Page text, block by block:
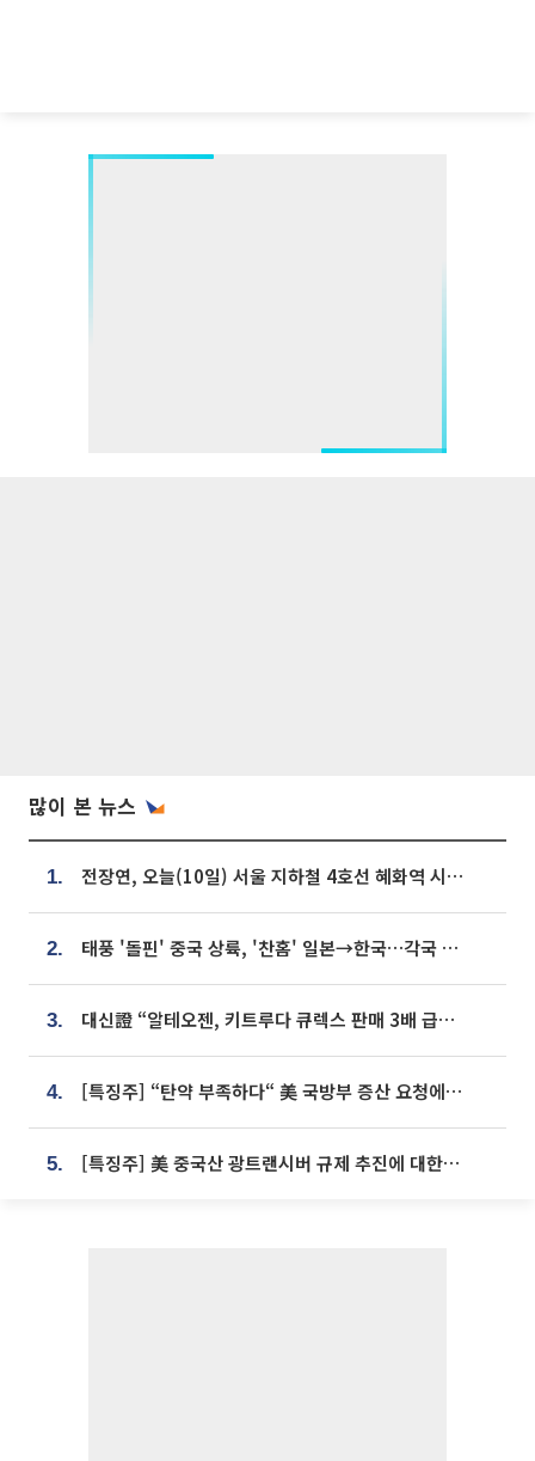
많이 본 뉴스
1. 전장연, 오늘(10일) 서울 지하철 4호선 혜화역 시위…1호선 용산역 무정차
2. 태풍 '돌핀' 중국 상륙, '찬홈' 일본→한국…각국 기상청 예상 경로는?
3. 대신證 “알테오젠, 키트루다 큐렉스 판매 3배 급증…목표가 41만원 상향”
4. [특징주] “탄약 부족하다“ 美 국방부 증산 요청에⋯국내 방산주 급등세
5. [특징주] 美 중국산 광트랜시버 규제 추진에 대한광통신 등 광통신株 강세